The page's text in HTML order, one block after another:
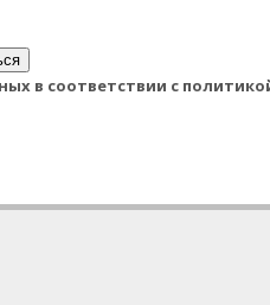
в соответствии с